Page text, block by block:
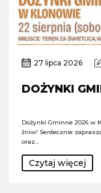
27 lipca 2026
DOŻYNKI
Dożynki Gminne 2026 w
żniw! Serdecznie
oraz…
Czytaj więcej